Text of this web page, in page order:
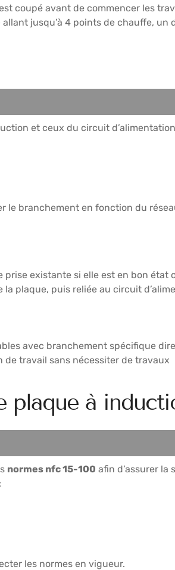
coupé avant de commencer les
jusqu’à 4 points de chauffe, un
et ceux du circuit
le branchement en fonction du
prise existante si elle est en bon état
plaque, puis reliée au circuit
avec branchement spécifique
travail sans nécessiter de travaux
plaque à
normes nfc 15-100 afin d’assurer la
les normes en vigueur.